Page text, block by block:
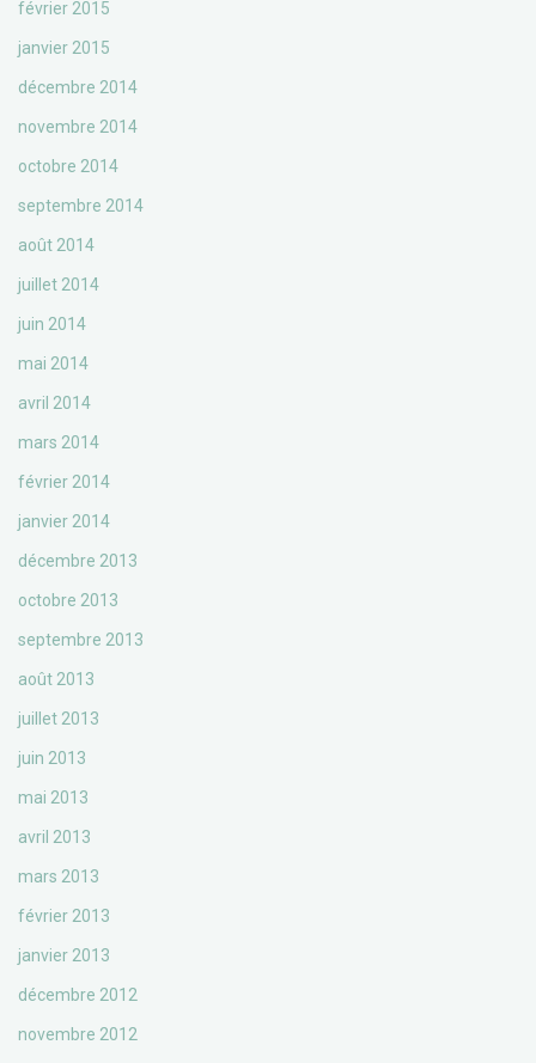
février 2015
janvier 2015
décembre 2014
novembre 2014
octobre 2014
septembre 2014
août 2014
juillet 2014
juin 2014
mai 2014
avril 2014
mars 2014
février 2014
janvier 2014
décembre 2013
octobre 2013
septembre 2013
août 2013
juillet 2013
juin 2013
mai 2013
avril 2013
mars 2013
février 2013
janvier 2013
décembre 2012
novembre 2012